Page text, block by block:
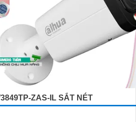
ZAS-IL SẮT NÉT